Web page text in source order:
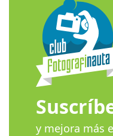
y mejora más